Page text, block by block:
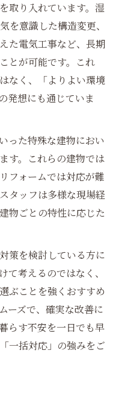
取り入れています。湿
を意識した構造変更、
た電気工事など、長期
とが可能です。これ
なく、「よりよい環境
発想にも通じていま
った特殊な建物におい
す。これらの建物では
フォームでは対応が難
タッフは多様な現場経
物ごとの特性に応じた
策を検討している方に
て考えるのではなく、
ぶことを強くおすすめ
ーズで、確実な改善に
らす不安を一日でも早
一括対応」の強みをご